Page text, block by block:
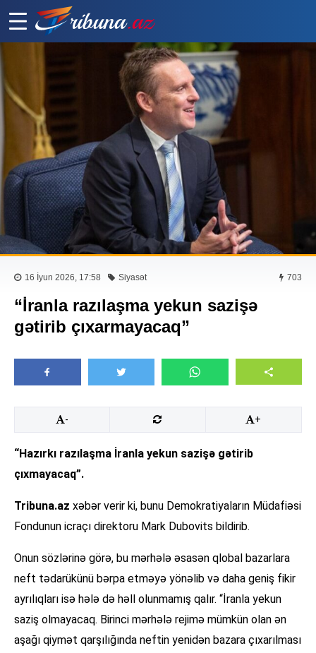
16 İyun 2026, 17:58 Siyasət 703
“İranla razılaşma yekun sazişə
gətirib çıxarmayacaq”
- +
“Hazırkı razılaşma İranla yekun sazişə gətirib
çıxmayacaq”.
Tribuna.az xəbər verir ki, bunu Demokratiyaların Müdafiəsi
Fondunun icraçı direktoru Mark Dubovits bildirib.
Onun sözlərinə görə, bu mərhələ əsasən qlobal bazarlara
neft tədarükünü bərpa etməyə yönəlib və daha geniş fikir
ayrılıqları isə hələ də həll olunmamış qalır. “İranla yekun
saziş olmayacaq. Birinci mərhələ rejimə mümkün olan ən
aşağı qiymət qarşılığında neftin yenidən bazara çıxarılması